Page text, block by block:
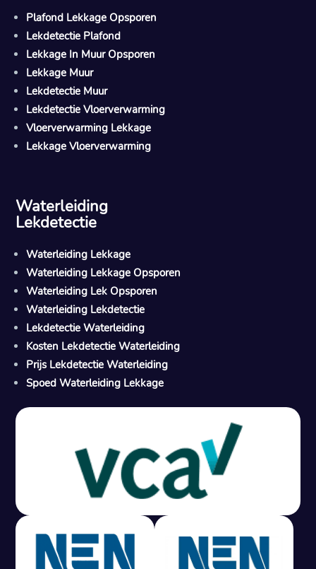
M
Gratis offerte in 24 uur
Geen lekkage? Geen betaling.
Vast tarief van € 395,- exc btw.
Plafond Lekkage Opsporen
Lekdetectie Plafond
Lekkage In Muur Opsporen
Lekkage Muur
Lekdetectie Muur
Lekdetectie Vloerverwarming
Vloerverwarming Lekkage
Lekkage Vloerverwarming
Waterleiding
Lekdetectie
Waterleiding Lekkage
Waterleiding Lekkage Opsporen
Waterleiding Lek Opsporen
Waterleiding Lekdetectie
Lekdetectie Waterleiding
Kosten Lekdetectie Waterleiding
Prijs Lekdetectie Waterleiding
Spoed Waterleiding Lekkage